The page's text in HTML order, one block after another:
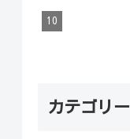
カテゴリー